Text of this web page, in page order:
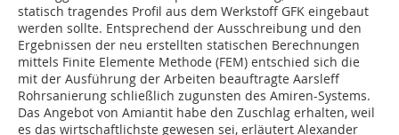
statisch tragendes Profil aus dem Werkstoff GFK eingebaut
werden sollte. Entsprechend der Ausschreibung und den
Ergebnissen der neu erstellten statischen Berechnungen
mittels Finite Elemente Methode (FEM) entschied sich die
mit der Ausführung der Arbeiten beauftragte Aarsleff
Rohrsanierung schließlich zugunsten des Amiren-Systems.
Das Angebot von Amiantit habe den Zuschlag erhalten, weil
es das wirtschaftlichste gewesen sei, erläutert Alexander